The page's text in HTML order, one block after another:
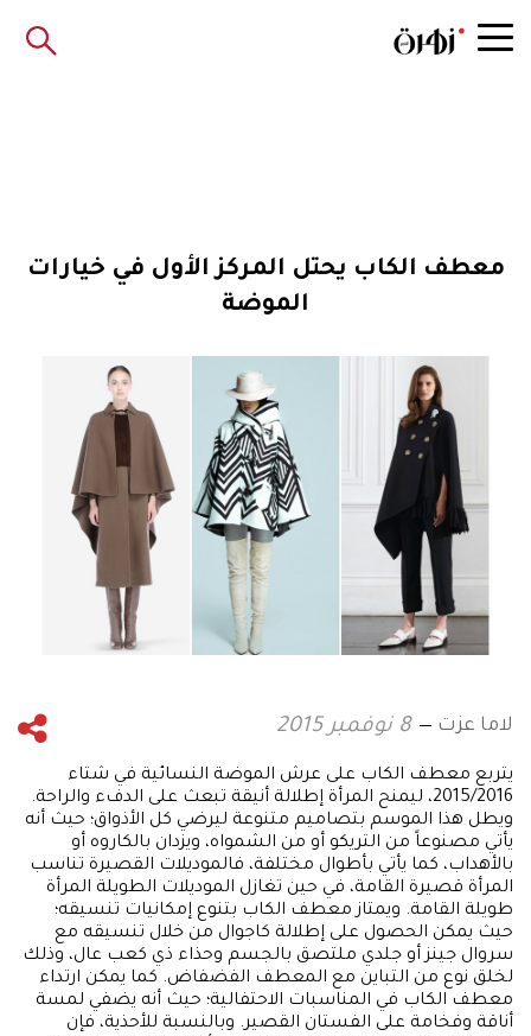
معطف الكاب يحتل المركز الأول في خيارات
الموضة
لاما عزت 8 نوفمبر 2015
يتربع معطف الكاب على عرش الموضة النسائية في شتاء
2015/2016، ليمنح المرأة إطلالة أنيقة تبعث على الدفء والراحة.
ويطل هذا الموسم بتصاميم متنوعة ليرضي كل الأذواق؛ حيث أنه
يأتي مصنوعاً من التريكو أو من الشمواه، ويزدان بالكاروه أو
بالأهداب، كما يأتي بأطوال مختلفة، فالموديلات القصيرة تناسب
المرأة قصيرة القامة، في حين تغازل الموديلات الطويلة المرأة
طويلة القامة. ويمتاز معطف الكاب بتنوع إمكانيات تنسيقه؛
حيث يمكن الحصول على إطلالة كاجوال من خلال تنسيقه مع
سروال جينز أو جلدي ملتصق بالجسم وحذاء ذي كعب عال، وذلك
لخلق نوع من التباين مع المعطف الفضفاض. كما يمكن ارتداء
معطف الكاب في المناسبات الاحتفالية؛ حيث أنه يضفي لمسة
أناقة وفخامة على الفستان القصير. وبالنسبة للأحذية، فإن